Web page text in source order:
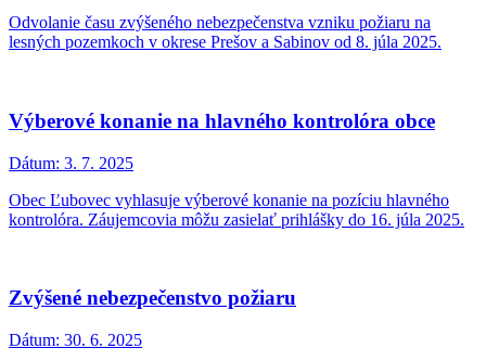
Odvolanie času zvýšeného nebezpečenstva vzniku požiaru na
lesných pozemkoch v okrese Prešov a Sabinov od 8. júla 2025.
Výberové konanie na hlavného kontrolóra obce
Dátum: 3. 7. 2025
Obec Ľubovec vyhlasuje výberové konanie na pozíciu hlavného
kontrolóra. Záujemcovia môžu zasielať prihlášky do 16. júla 2025.
Zvýšené nebezpečenstvo požiaru
Dátum: 30. 6. 2025